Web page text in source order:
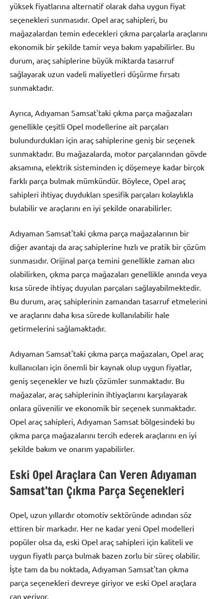
yüksek fiyatlarına alternatif olarak daha uygun fiyat
seçenekleri sunmasıdır. Opel araç sahipleri, bu
mağazalardan temin edecekleri çıkma parçalarla araçlarını
ekonomik bir şekilde tamir veya bakım yapabilirler. Bu
durum, araç sahiplerine büyük miktarda tasarruf
sağlayarak uzun vadeli maliyetleri düşürme fırsatı
sunmaktadır.
Ayrıca, Adıyaman Samsat'taki çıkma parça mağazaları
genellikle çeşitli Opel modellerine ait parçaları
bulundurdukları için araç sahiplerine geniş bir seçenek
sunmaktadır. Bu mağazalarda, motor parçalarından gövde
aksamına, elektrik sisteminden iç döşemeye kadar birçok
farklı parça bulmak mümkündür. Böylece, Opel araç
sahipleri ihtiyaç duydukları spesifik parçaları kolaylıkla
bulabilir ve araçlarını en iyi şekilde onarabilirler.
Adıyaman Samsat'taki çıkma parça mağazalarının bir
diğer avantajı da araç sahiplerine hızlı ve pratik bir çözüm
sunmasıdır. Orijinal parça temini genellikle zaman alıcı
olabilirken, çıkma parça mağazaları genellikle anında veya
kısa sürede ihtiyaç duyulan parçaları sağlayabilmektedir.
Bu durum, araç sahiplerinin zamandan tasarruf etmelerini
ve araçlarını daha kısa sürede kullanılabilir hale
getirmelerini sağlamaktadır.
Adıyaman Samsat'taki çıkma parça mağazaları, Opel araç
kullanıcıları için önemli bir kaynak olup uygun fiyatlar,
geniş seçenekler ve hızlı çözümler sunmaktadır. Bu
mağazalar, araç sahiplerinin ihtiyaçlarını karşılayarak
onlara güvenilir ve ekonomik bir seçenek sunmaktadır.
Opel araç sahipleri, Adıyaman Samsat bölgesindeki bu
çıkma parça mağazalarını tercih ederek araçlarını en iyi
şekilde bakım ve onarım yapabilirler.
Eski Opel Araçlara Can Veren Adıyaman
Samsat’tan Çıkma Parça Seçenekleri
Opel, uzun yıllardır otomotiv sektöründe adından söz
ettiren bir markadır. Her ne kadar yeni Opel modelleri
popüler olsa da, eski Opel araç sahipleri için kaliteli ve
uygun fiyatlı parça bulmak bazen zorlu bir süreç olabilir.
İşte tam da bu noktada, Adıyaman Samsat'tan çıkma
parça seçenekleri devreye giriyor ve eski Opel araçlara
can veriyor.